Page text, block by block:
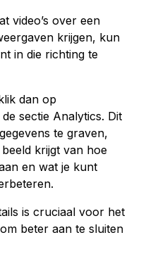
video’s over een
krijgen, kun
in die richting te
dan op
de sectie Analytics. Dit
te graven,
krijgt van hoe
en wat je kunt
is cruciaal voor het
beter aan te sluiten